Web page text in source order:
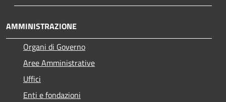
AMMINISTRAZIONE
Organi di Governo
Aree Amministrative
Uffici
Enti e fondazioni